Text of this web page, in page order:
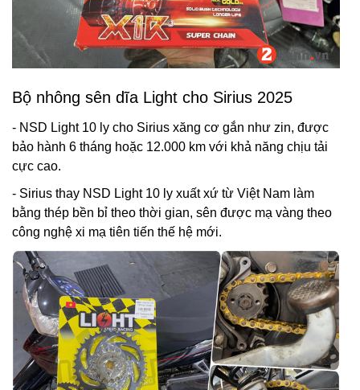
Bộ nhông sên dĩa Light cho Sirius 2025
- NSD Light 10 ly cho Sirius xăng cơ gắn như zin, được
bảo hành 6 tháng hoặc 12.000 km với khả năng chịu tải
cực cao.
- Sirius thay NSD Light 10 ly xuất xứ từ Việt Nam làm
bằng thép bền bỉ theo thời gian, sên được mạ vàng theo
công nghệ xi mạ tiên tiến thế hệ mới.